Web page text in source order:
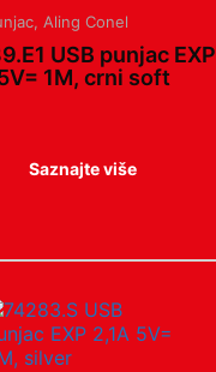
, Aling Conel
USB punjac EXP
1M, crni soft
Saznajte više